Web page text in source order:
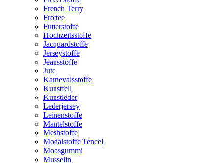
French Terry
Frottee
Futterstoffe
Hochzeitsstoffe
Jacquardstoffe
Jerseystoffe
Jeansstoffe
Jute
Karnevalsstoffe
Kunstfell
Kunstleder
Lederjersey
Leinenstoffe
Mantelstoffe
Meshstoffe
Modalstoffe Tencel
Moosgummi
Musselin